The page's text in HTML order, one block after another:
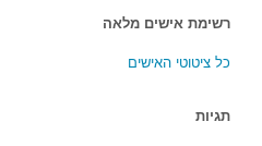
רשימת אישים מלאה
כל ציטוטי האישים
תגיות